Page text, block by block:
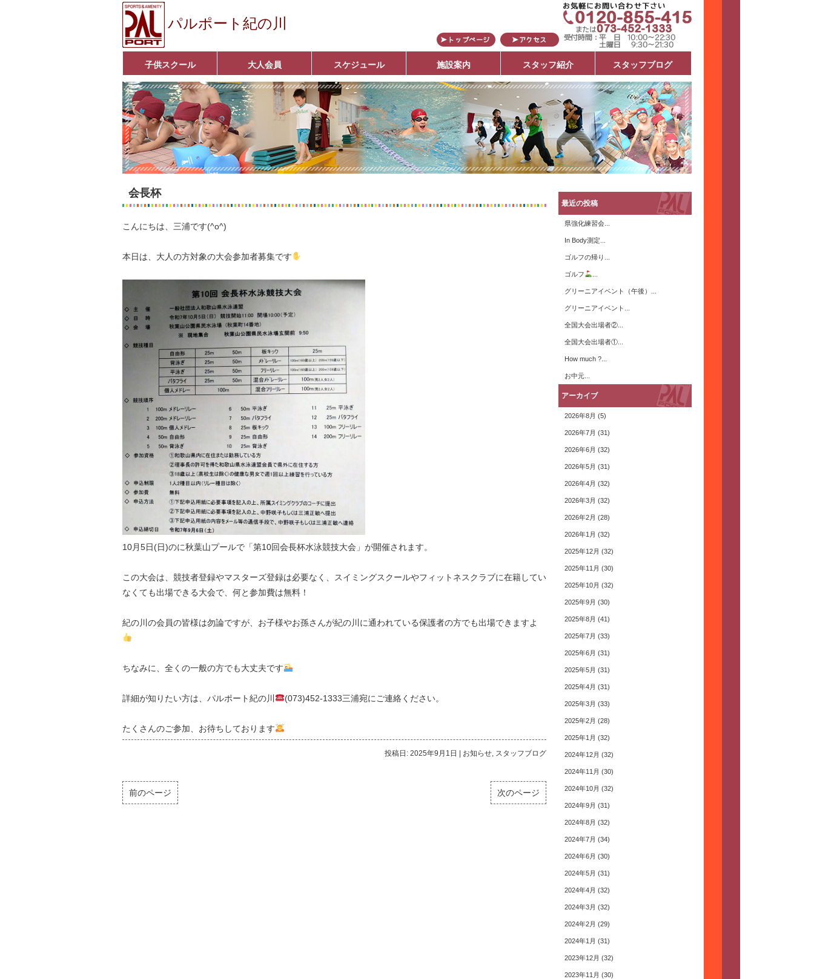
パルポート紀の川
子供スクール
ベビーコース
幼児コース
小学生コース
育成コース
選手コース
キッズパーク(体操教室)
子どもダンス教室
■入会案内■
大人会員
アクア悠々クラブ
いきいきコース
■入会案内■
スケジュール 施設案内 スタッフ紹介 スタッフブログ
会長杯
こんにちは、三浦です(^o^)
本日は、大人の方対象の大会参加者募集です
10月5日(日)のに秋葉山プールで「第10回会長杯水泳競技大会」が開催されます。
この大会は、競技者登録やマスターズ登録は必要なく、スイミングスクールやフィットネスクラブに在籍してい
なくても出場できる大会で、何と参加費は無料！
紀の川の会員の皆様は勿論ですが、お子様やお孫さんが紀の川に通われている保護者の方でも出場できますよ
ちなみに、全くの一般の方でも大丈夫です
詳細が知りたい方は、パルポート紀の川 (073)452-1333三浦宛にご連絡ください。
たくさんのご参加、お待ちしております
投稿日: 2025年9月1日 お知らせ, スタッフブログ
前のページ 次のページ
最近の投稿
県強化練習会...
In Body測定...
ゴルフの帰り...
ゴルフ
グリーニアイベント（午後）...
グリーニアイベント...
全国大会出場者②...
全国大会出場者①...
How much ?...
お中元...
アーカイブ
2026年8月 (5)
2026年7月 (31)
2026年6月 (32)
2026年5月 (31)
2026年4月 (32)
2026年3月 (32)
2026年2月 (28)
2026年1月 (32)
2025年12月 (32)
2025年11月 (30)
2025年10月 (32)
2025年9月 (30)
2025年8月 (41)
2025年7月 (33)
2025年6月 (31)
2025年5月 (31)
2025年4月 (31)
2025年3月 (33)
2025年2月 (28)
2025年1月 (32)
2024年12月 (32)
2024年11月 (30)
2024年10月 (32)
2024年9月 (31)
2024年8月 (32)
2024年7月 (34)
2024年6月 (30)
2024年5月 (31)
2024年4月 (32)
2024年3月 (32)
2024年2月 (29)
2024年1月 (31)
2023年12月 (32)
2023年11月 (30)